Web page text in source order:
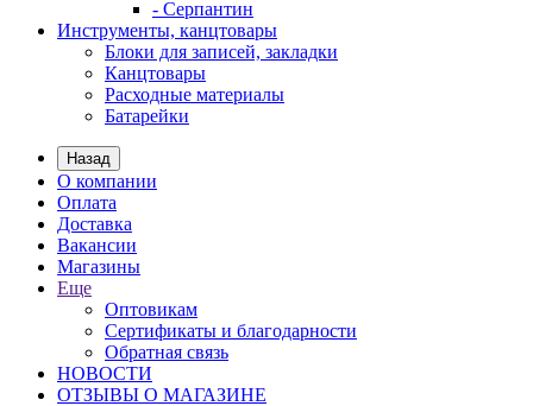
- Серпантин
Инструменты, канцтовары
Блоки для записей, закладки
Канцтовары
Расходные материалы
Батарейки
Назад
О компании
Оплата
Доставка
Вакансии
Магазины
Еще
Оптовикам
Сертификаты и благодарности
Обратная связь
НОВОСТИ
ОТЗЫВЫ О МАГАЗИНЕ